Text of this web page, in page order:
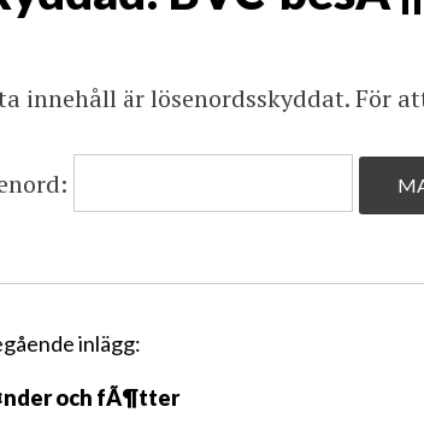
innehåll är lösenordsskyddat. För
inlägg:
och fÃ¶tter